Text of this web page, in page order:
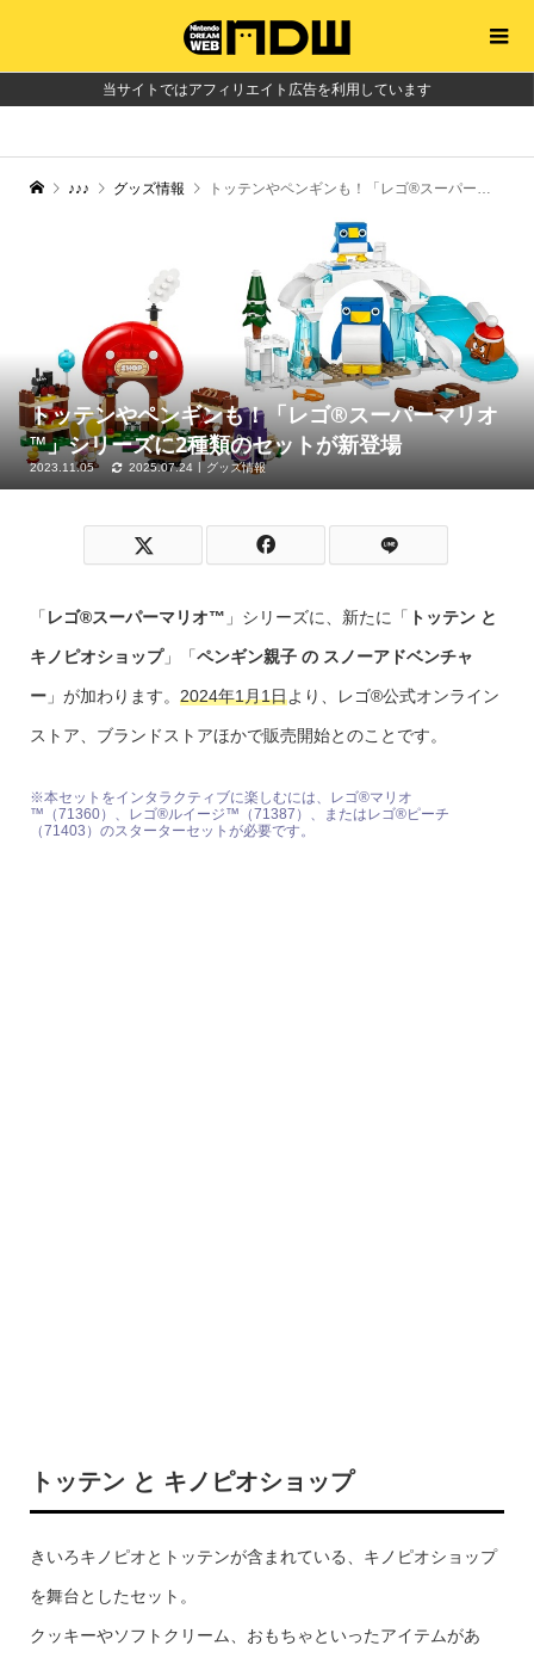
当サイトではアフィリエイト広告を利用しています
♪♪♪ グッズ情報 トッテンやペンギンも！「レゴ®スーパーマリオ™」シリーズに2種類のセットが新登場
トッテンやペンギンも！「レゴ®スーパーマリオ
™」シリーズに2種類のセットが新登場
2023.11.05 2025.07.24 グッズ情報
「 レゴ®スーパーマリオ™ 」シリーズに、新たに「 トッテン と
キノピオショップ」「ペンギン親子 の スノーアドベンチャ
ー」が加わります。 2024年1月1日より、レゴ®公式オンライン
ストア、ブランドストアほかで販売開始とのことです。
※本セットをインタラクティブに楽しむには、レゴ®マリオ
™（71360）、レゴ®ルイージ™（71387）、またはレゴ®ピーチ
（71403）のスターターセットが必要です。
トッテン と キノピオショップ
きいろキノピオとトッテンが含まれている、キノピオショップ
を舞台としたセット。
クッキーやソフトクリーム、おもちゃといったアイテムがあ